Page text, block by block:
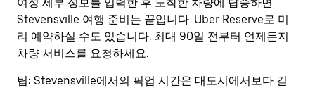
Stevensville 여행 준비는 끝입니다. Uber Reserve로 미
리 예약하실 수도 있습니다. 최대 90일 전부터 언제든지
차량 서비스를 요청하세요.
팁: Stevensville에서의 픽업 시간은 대도시에서보다 길